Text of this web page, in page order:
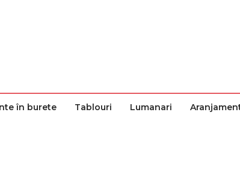
în burete Tablouri Lumanari